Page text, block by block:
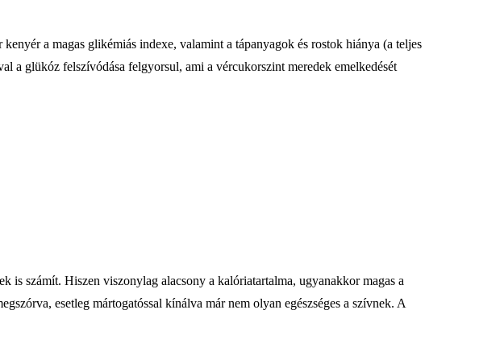
a magas glikémiás indexe, valamint a tápanyagok és rostok hiánya (a teljes
a glükóz felszívódása felgyorsul, ami a vércukorszint meredek emelkedését
is számít. Hiszen viszonylag alacsony a kalóriatartalma, ugyanakkor magas a
esetleg mártogatóssal kínálva már nem olyan egészséges a szívnek. A